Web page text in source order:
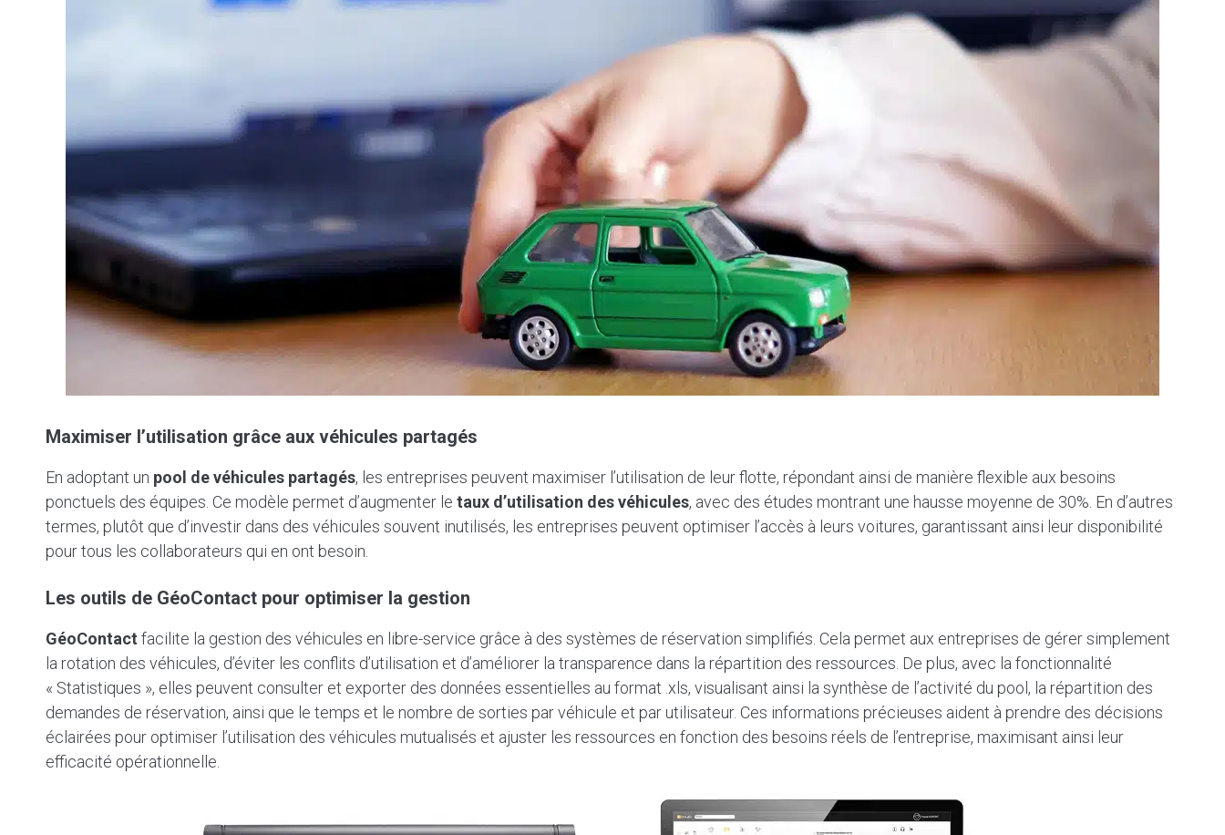
Maximiser l’utilisation grâce aux véhicules partagés
En adoptant un pool de véhicules partagés, les entreprises peuvent maximiser l’utilisation de leur flotte, répondant ainsi de manière flexible aux besoins
ponctuels des équipes. Ce modèle permet d’augmenter le taux d’utilisation des véhicules, avec des études montrant une hausse moyenne de 30%. En d’autres
termes, plutôt que d’investir dans des véhicules souvent inutilisés, les entreprises peuvent optimiser l’accès à leurs voitures, garantissant ainsi leur disponibilité
pour tous les collaborateurs qui en ont besoin.
Les outils de GéoContact pour optimiser la gestion
GéoContact facilite la gestion des véhicules en libre-service grâce à des systèmes de réservation simplifiés. Cela permet aux entreprises de gérer simplement
la rotation des véhicules, d’éviter les conflits d’utilisation et d’améliorer la transparence dans la répartition des ressources. De plus, avec la fonctionnalité
« Statistiques », elles peuvent consulter et exporter des données essentielles au format .xls, visualisant ainsi la synthèse de l’activité du pool, la répartition des
demandes de réservation, ainsi que le temps et le nombre de sorties par véhicule et par utilisateur. Ces informations précieuses aident à prendre des décisions
éclairées pour optimiser l’utilisation des véhicules mutualisés et ajuster les ressources en fonction des besoins réels de l’entreprise, maximisant ainsi leur
efficacité opérationnelle.